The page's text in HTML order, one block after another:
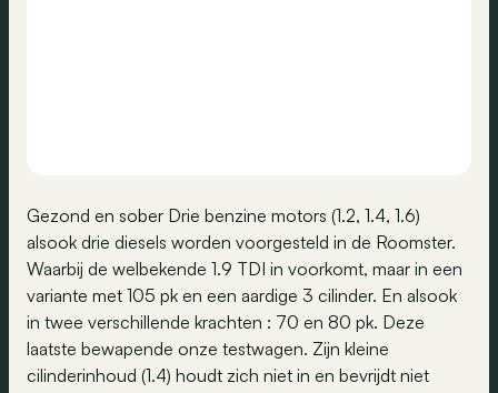
Gezond en sober Drie benzine motors (1.2, 1.4, 1.6)
alsook drie diesels worden voorgesteld in de Roomster.
Waarbij de welbekende 1.9 TDI in voorkomt, maar in een
variante met 105 pk en een aardige 3 cilinder. En alsook
in twee verschillende krachten : 70 en 80 pk. Deze
laatste bewapende onze testwagen. Zijn kleine
cilinderinhoud (1.4) houdt zich niet in en bevrijdt niet